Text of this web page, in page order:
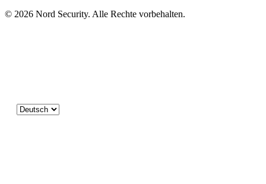
© 2026 Nord Security. Alle Rechte vorbehalten.